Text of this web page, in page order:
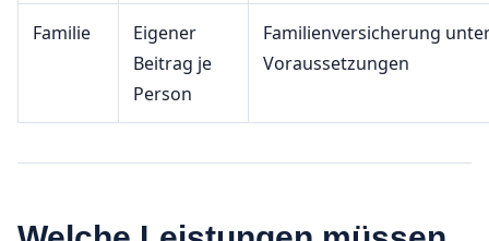
Familie
Eigener
Beitrag je
Person
Familienversicherung
Voraussetzungen